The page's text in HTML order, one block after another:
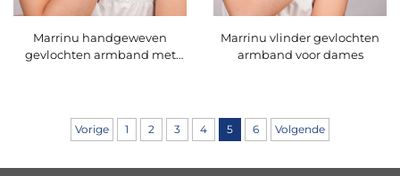
Marrinu handgeweven
gevlochten armband met
Marrinu vlinder gevlochten
armband voor dames
Vorige 1 2 3 4 5 6 Volgende